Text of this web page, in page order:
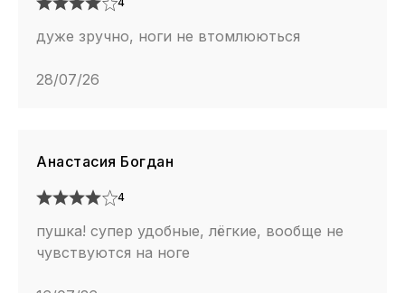
дуже зручно, ноги не втомлюються
28/07/26
Анастасия Богдан
4
пушка! супер удобные, лёгкие, вообще не
чувствуются на ноге